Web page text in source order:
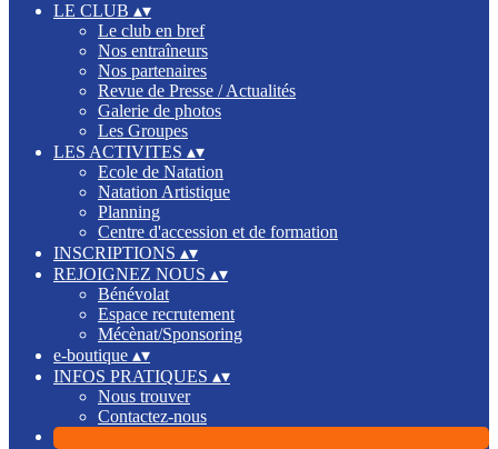
LE CLUB ▴▾
Le club en bref
Nos entraîneurs
Nos partenaires
Revue de Presse / Actualités
Galerie de photos
Les Groupes
LES ACTIVITES ▴▾
Ecole de Natation
Natation Artistique
Planning
Centre d'accession et de formation
INSCRIPTIONS ▴▾
REJOIGNEZ NOUS ▴▾
Bénévolat
Espace recrutement
Mécènat/Sponsoring
e-boutique ▴▾
INFOS PRATIQUES ▴▾
Nous trouver
Contactez-nous